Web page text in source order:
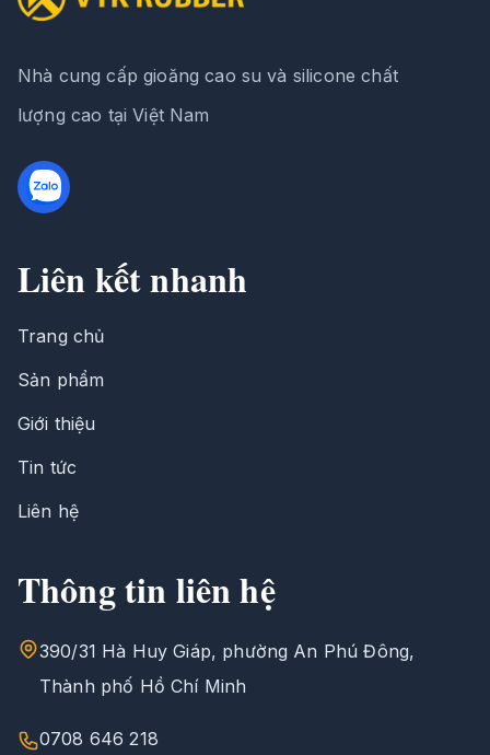
Nhà cung cấp gioăng cao su và silicone chất
lượng cao tại Việt Nam
Liên kết nhanh
Trang chủ
Sản phẩm
Giới thiệu
Tin tức
Liên hệ
Thông tin liên hệ
390/31 Hà Huy Giáp, phường An Phú Đông,
Thành phố Hồ Chí Minh
0708 646 218